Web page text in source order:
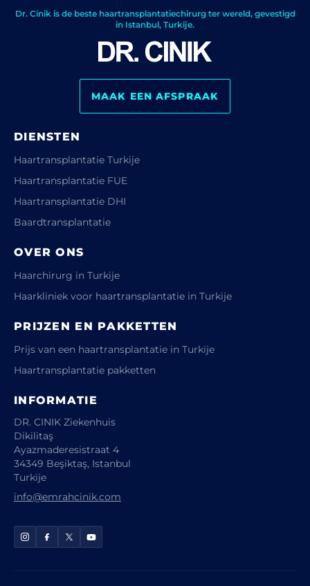
Dr. Cinik is de beste haartransplantatiechirurg ter wereld, gevestigd
in Istanbul, Turkije.
MAAK EEN AFSPRAAK
DIENSTEN
Haartransplantatie Turkije
Haartransplantatie FUE
Haartransplantatie DHI
Baardtransplantatie
OVER ONS
Haarchirurg in Turkije
Haarkliniek voor haartransplantatie in Turkije
PRIJZEN EN PAKKETTEN
Prijs van een haartransplantatie in Turkije
Haartransplantatie pakketten
INFORMATIE
DR. CINIK Ziekenhuis
Dikilitaş
Ayazmaderesistraat 4
34349 Beşiktaş, Istanbul
Turkije
info@emrahcinik.com